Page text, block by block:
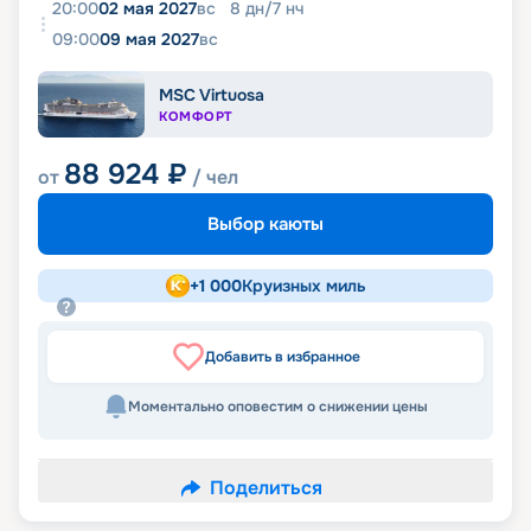
20:0002 мая 2027вс 8 дн/7 нч
09:0009 мая 2027вс
MSC Virtuosa
КОМФОРТ
от 88 924 ₽ / чел
Выбор каюты
+1 000Круизных миль
Добавить в избранное
Моментально оповестим о снижении цены
Поделиться